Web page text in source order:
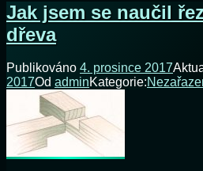
Jak jsem se naučil
dřeva
Publikováno 4. prosince 2017
2017Od adminKategorie: